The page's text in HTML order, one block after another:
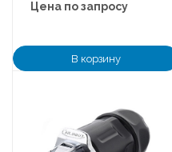
Цена по запросу
В корзину